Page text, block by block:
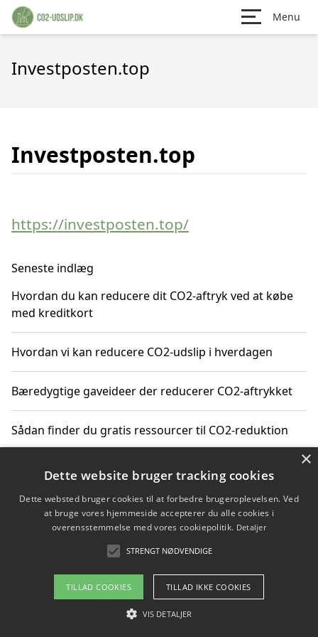
Menu
Investposten.top
Investposten.top
https://investposten.top/
Seneste indlæg
Hvordan du kan reducere dit CO2-aftryk ved at købe
med kreditkort
Hvordan vi kan reducere CO2-udslip i hverdagen
Bæredygtige gaveideer der reducerer CO2-aftrykket
Sådan finder du gratis ressourcer til CO2-reduktion
Hvordan gadgets til hjemmet kan reducere CO2-udslip
Copyright 2026 - Pilanto Aps
Om / kontakt
Blog Betingelser
×
Dette website bruger tracking cookies
Dette websted bruger cookies til at forbedre brugeroplevelsen. Ved
at bruge vores hjemmeside accepterer du alle cookies i
overensstemmelse med vores cookiepolitik. Detaljer
STRENGT NØDVENDIGE
TILLAD COOKIES TILLAD IKKE COOKIES
VIS DETALJER